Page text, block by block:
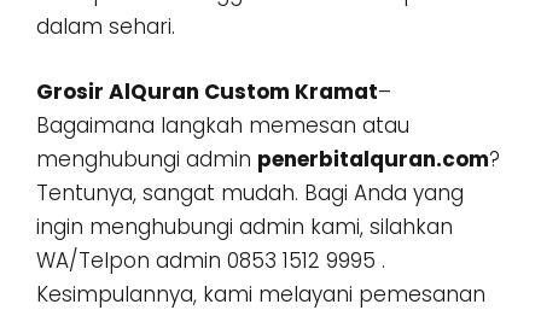
dalam sehari.
Grosir AlQuran Custom Kramat–
Bagaimana langkah memesan atau
menghubungi admin penerbitalquran.com?
Tentunya, sangat mudah. Bagi Anda yang
ingin menghubungi admin kami, silahkan
WA/Telpon admin 0853 1512 9995 .
Kesimpulannya, kami melayani pemesanan